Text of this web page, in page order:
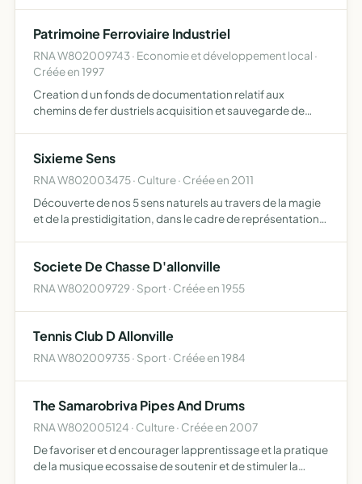
Patrimoine Ferroviaire Industriel
RNA W802009743 · Economie et développement local ·
Créée en 1997
Creation d un fonds de documentation relatif aux
chemins de fer dustriels acquisition et sauvegarde de
Sixieme Sens
RNA W802003475 · Culture · Créée en 2011
Découverte de nos 5 sens naturels au travers de la magie
et de la prestidigitation, dans le cadre de représentation
Societe De Chasse D'allonville
RNA W802009729 · Sport · Créée en 1955
Tennis Club D Allonville
RNA W802009735 · Sport · Créée en 1984
The Samarobriva Pipes And Drums
RNA W802005124 · Culture · Créée en 2007
De favoriser et d encourager lapprentissage et la pratique
de la musique ecossaise de soutenir et de stimuler la